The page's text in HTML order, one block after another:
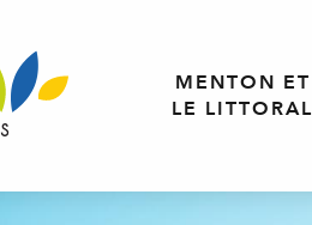
MENTON ET
LE LITTORAL